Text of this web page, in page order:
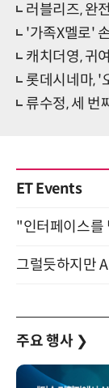
러블리즈, 완전체
'가족X멜로'
캐치더영, 귀여
롯데시네마, '오
류수정, 세 번
ET Events
주요 행사 ❯